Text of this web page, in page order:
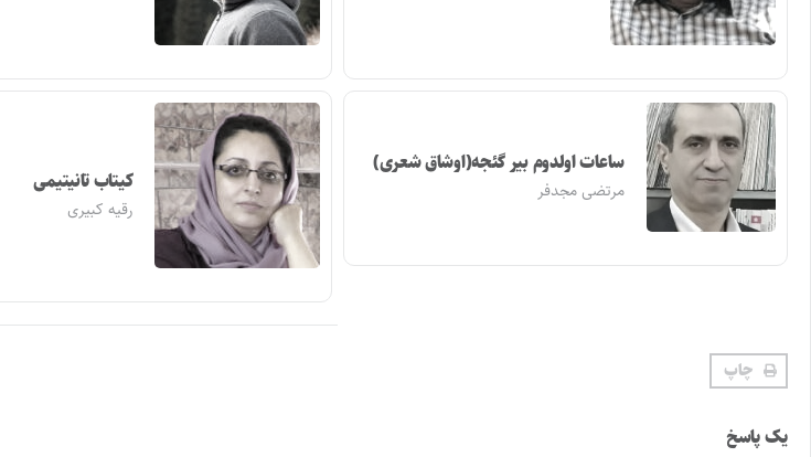
ساعات اولدوم بیر گئجه(اوشاق شعری)
مرتضی مجدفر کیتاب تانیتیمی
رقیه کبیری
چاپ
یک پاسخ